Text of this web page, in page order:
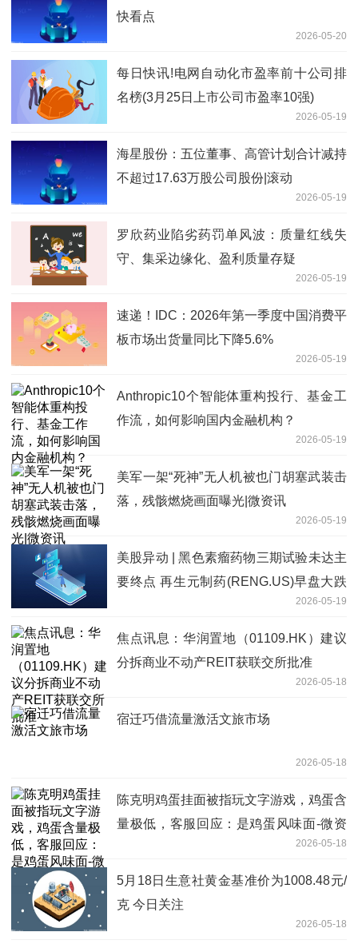
快看点
2026-05-20
每日快讯!电网自动化市盈率前十公司排
名榜(3月25日上市公司市盈率10强)
2026-05-19
海星股份：五位董事、高管计划合计减持
不超过17.63万股公司股份|滚动
2026-05-19
罗欣药业陷劣药罚单风波：质量红线失
守、集采边缘化、盈利质量存疑
2026-05-19
速递！IDC：2026年第一季度中国消费平
板市场出货量同比下降5.6%
2026-05-19
Anthropic10个智能体重构投行、基金工
作流，如何影响国内金融机构？
2026-05-19
美军一架“死神”无人机被也门胡塞武装击
落，残骸燃烧画面曝光|微资讯
2026-05-19
美股异动 | 黑色素瘤药物三期试验未达主
要终点 再生元制药(RENG.US)早盘大跌
2026-05-19
焦点讯息：华润置地（01109.HK）建议
分拆商业不动产REIT获联交所批准
2026-05-18
宿迁巧借流量激活文旅市场
2026-05-18
陈克明鸡蛋挂面被指玩文字游戏，鸡蛋含
量极低，客服回应：是鸡蛋风味面-微资
2026-05-18
5月18日生意社黄金基准价为1008.48元/
克 今日关注
2026-05-18